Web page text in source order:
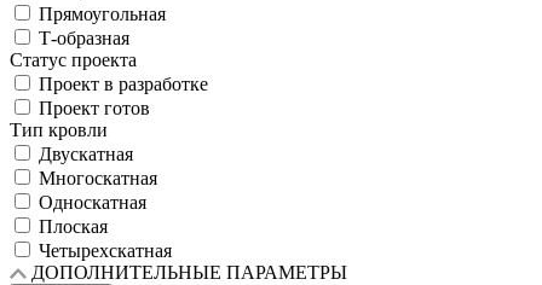
Прямоугольная
Т-образная
Статус проекта
Проект в разработке
Проект готов
Тип кровли
Двускатная
Многоскатная
Односкатная
Плоская
Четырехскатная
ДОПОЛНИТЕЛЬНЫЕ ПАРАМЕТРЫ